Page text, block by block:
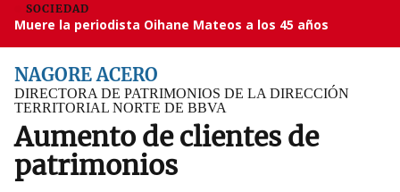
SOCIEDAD
Muere la periodista Oihane Mateos a los 45 años
NAGORE ACERO
DIRECTORA DE PATRIMONIOS DE LA DIRECCIÓN
TERRITORIAL NORTE DE BBVA
Aumento de clientes de
patrimonios